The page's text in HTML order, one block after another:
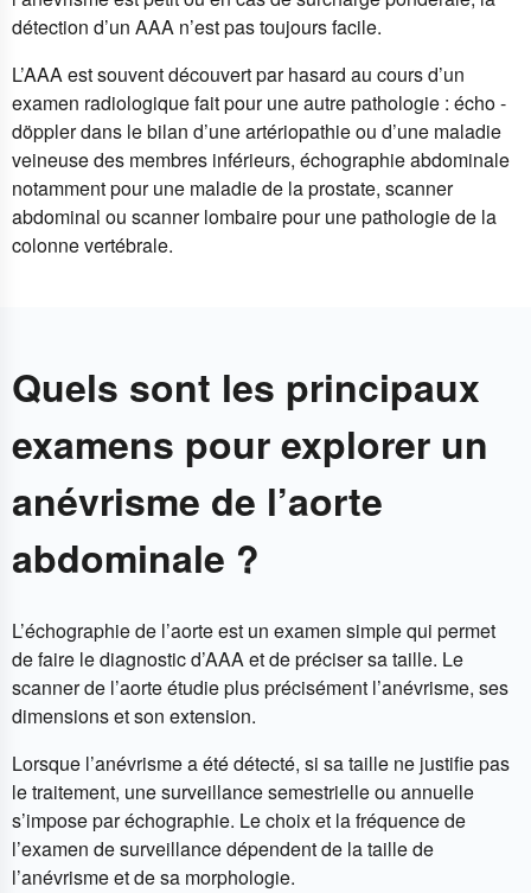
détection d’un AAA n’est pas toujours facile.
L’AAA est souvent découvert par hasard au cours d’un
examen radiologique fait pour une autre pathologie : écho -
döppler dans le bilan d’une artériopathie ou d’une maladie
veineuse des membres inférieurs, échographie abdominale
notamment pour une maladie de la prostate, scanner
abdominal ou scanner lombaire pour une pathologie de la
colonne vertébrale.
Quels sont les principaux
examens pour explorer un
anévrisme de l’aorte
abdominale ?
L’échographie de l’aorte est un examen simple qui permet
de faire le diagnostic d’AAA et de préciser sa taille. Le
scanner de l’aorte étudie plus précisément l’anévrisme, ses
dimensions et son extension.
Lorsque l’anévrisme a été détecté, si sa taille ne justifie pas
le traitement, une surveillance semestrielle ou annuelle
s’impose par échographie. Le choix et la fréquence de
l’examen de surveillance dépendent de la taille de
l’anévrisme et de sa morphologie.